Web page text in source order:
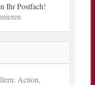
Ihr Postfach!
Action,